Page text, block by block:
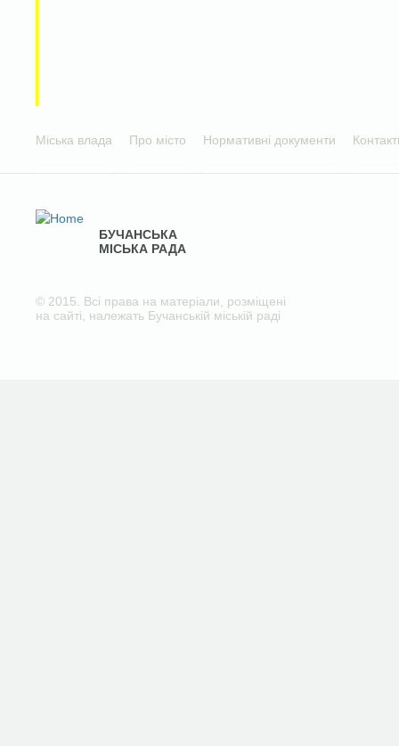
Міська влада Про місто Нормативні документи
БУЧАНСЬКА
МІСЬКА РАДА
© 2015. Всі права на матеріали, розміщені
на сайті, належать Бучанській міській раді